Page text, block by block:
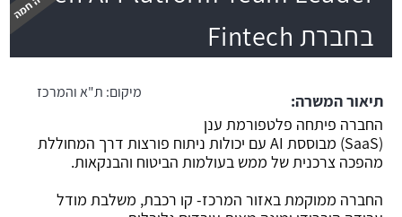
בחברת Fintech
מיקום: ת"א והמרכז
תיאור המשרה:
החברה פיתחה פלטפורמת ענן
(SaaS) מבוססת AI עם יכולות ניתוח פורצות דרך המחוללת
מהפכה צרכנית של ממש בעולמות הביטוח והבנקאות.
החברה ממוקמת באזור המרכז- קו רכבת, משלבת מודל